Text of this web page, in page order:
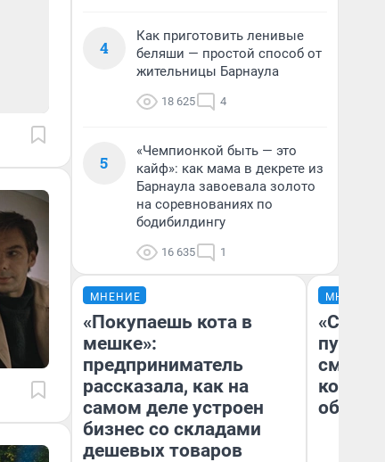
4
Как приготовить ленивые
беляши — простой способ от
жительницы Барнаула
18 625 4
5
«Чемпионкой быть — это
кайф»: как мама в декрете из
Барнаула завоевала золото
на соревнованиях по
бодибилдингу
16 635 1
МНЕНИЕ
«Покупаешь кота в
мешке»:
предприниматель
рассказала, как на
самом деле устроен
бизнес со складами
дешевых товаров
МНЕНИЕ